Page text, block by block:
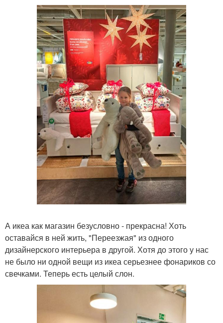
А икеа как магазин безусловно - прекрасна! Хоть
оставайся в ней жить, "Переезжая" из одного
дизайнерского интерьера в другой. Хотя до этого у нас
не было ни одной вещи из икеа серьезнее фонариков со
свечками. Теперь есть целый слон.